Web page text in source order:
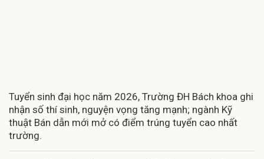
Tuyển sinh đại học năm 2026, Trường ĐH Bách khoa ghi
nhận số thí sinh, nguyện vọng tăng mạnh; ngành Kỹ
thuật Bán dẫn mới mở có điểm trúng tuyển cao nhất
trường.